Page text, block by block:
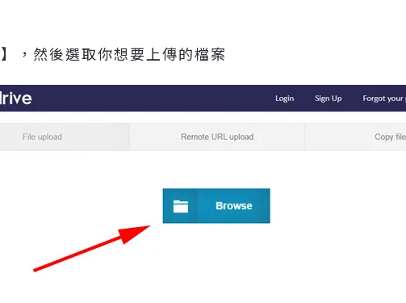
】，然後選取你想要上傳的檔案